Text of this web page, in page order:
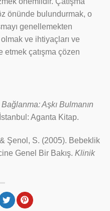
önünde bulundurmak, o
genellemekten
ve ihtiyaçları ve
etmek çatışma çözen
Bağlanma: Aşkı Bulmanın
İstanbul: Aganta Kitap.
Şenol, S. (2005). Bebeklik
Genel Bir Bakış. Klinik